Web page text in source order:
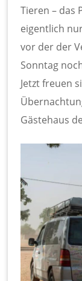
Tieren – das
eigentlich
vor der der
Sonntag
Jetzt freuen
Gästehaus